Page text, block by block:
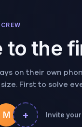
to the
on their own
First to solve
M + Invite